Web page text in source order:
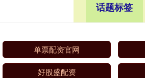
话题标签
单票配资官网
好股盛配资